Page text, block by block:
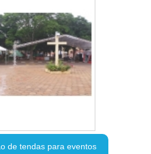
de tendas para eventos